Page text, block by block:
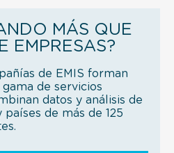
MÁS QUE
EMPRESAS?
de EMIS forman
de servicios
datos y análisis de
de más de 125